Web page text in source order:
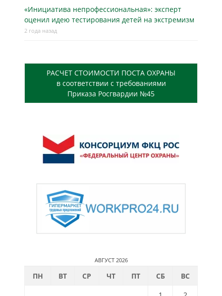
«Инициатива непрофессиональная»: эксперт
оценил идею тестирования детей на экстремизм
2 года назад
РАСЧЕТ СТОИМОСТИ ПОСТА ОХРАНЫ
в соответствии с требованиями
Приказа Росгвардии №45
АВГУСТ 2026
ПН ВТ СР ЧТ ПТ СБ
ВС